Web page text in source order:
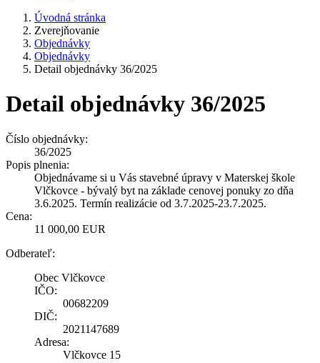
Úvodná stránka
Zverejňovanie
Objednávky
Objednávky
Detail objednávky 36/2025
Detail objednávky 36/2025
Číslo objednávky:
36/2025
Popis plnenia:
Objednávame si u Vás stavebné úpravy v Materskej škole
Vlčkovce - bývalý byt na základe cenovej ponuky zo dňa
3.6.2025. Termín realizácie od 3.7.2025-23.7.2025.
Cena:
11 000,00 EUR
Odberateľ:
Obec Vlčkovce
IČO:
00682209
DIČ:
2021147689
Adresa:
Vlčkovce 15